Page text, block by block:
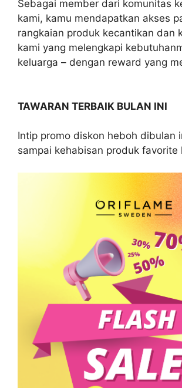
Sebagai member dari komunitas
kami, kamu mendapatkan akses
rangkaian produk kecantikan dan
kami yang melengkapi
keluarga – dengan reward yang
TAWARAN TERBAIK BULAN INI
Intip promo diskon heboh dibulan
sampai kehabisan produk favorite